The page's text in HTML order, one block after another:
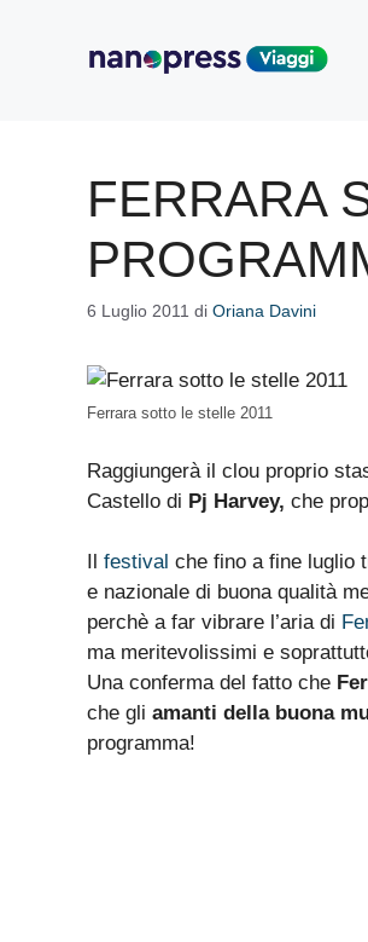
FERRARA
6 Luglio 2011 di Oriana Davini
Ferrara sotto le stelle 2011
Raggiungerà il clou proprio
Castello di Pj Harvey, che
festival che fino a fine luglio
e nazionale di buona qualità
perchè a far vibrare l’aria di
ma meritevolissimi e
Una conferma del fatto che
che gli amanti della buona
programma!